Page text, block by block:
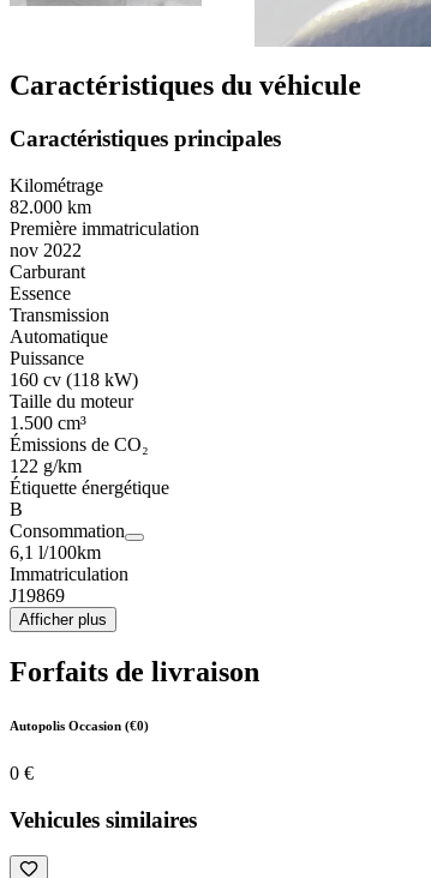
Caractéristiques du véhicule
Caractéristiques principales
Kilométrage
82.000 km
Première immatriculation
nov 2022
Carburant
Essence
Transmission
Automatique
Puissance
160 cv (118 kW)
Taille du moteur
1.500 cm³
Émissions de CO₂
122 g/km
Étiquette énergétique
B
Consommation
6,1 l/100km
Immatriculation
J19869
Afficher plus
Forfaits de livraison
Autopolis Occasion (€0)
0 €
Vehicules similaires